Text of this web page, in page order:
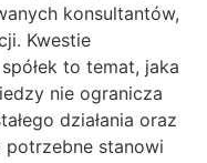
konsultantów,
Kwestie
to temat, jaka
nie ogranicza
działania oraz
potrzebne stanowi